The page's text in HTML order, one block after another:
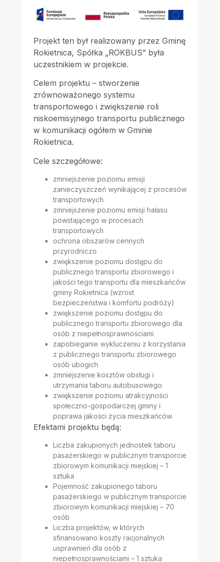
Projekt ten był realizowany przez Gminę
Rokietnica, Spółka „ROKBUS” była
uczestnikiem w projekcie.
Celem projektu – stworzenie
zrównoważonego systemu
transportowego i zwiększenie roli
niskoemisyjnego transportu publicznego
w komunikacji ogółem w Gminie
Rokietnica.
Cele szczegółowe:
zmniejszenie poziomu emisji
zanieczyszczeń wynikającej z procesów
transportowych
zmniejszenie poziomu emisji hałasu
powstającego w procesach
transportowych
ochrona obszarów cennych
przyrodniczo
zwiększenie poziomu dostępu do
publicznego transportu zbiorowego i
jakości tego transportu dla mieszkańców
gminy Rokietnica (wzrost
bezpieczeństwa i komfortu podróży)
zwiększenie poziomu dostępu do
publicznego transportu zbiorowego dla
osób z niepełnosprawnościami
zapobieganie wykluczeniu z korzystania
z publicznego transportu zbiorowego
osób ubogich
zmniejszenie kosztów obsługi i
utrzymania taboru autobusowego
zwiększenie poziomu atrakcyjności
społeczno-gospodarczej gminy i
poprawa jakości życia mieszkańców.
Efektami projektu będą:
Liczba zakupionych jednostek taboru
pasażerskiego w publicznym transporcie
zbiorowym komunikacji miejskiej – 1
sztuka
Pojemność zakupionego taboru
pasażerskiego w publicznym transporcie
zbiorowym komunikacji miejskiej – 70
osób
Liczba projektów, w których
sfinansowano koszty racjonalnych
usprawnień dla osób z
niepełnosprawnościami – 1 sztuka